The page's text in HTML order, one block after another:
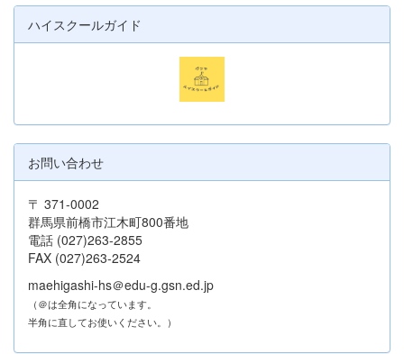
ハイスクールガイド
お問い合わせ
〒 371-0002
群馬県前橋市江木町800番地
電話 (027)263-2855
FAX (027)263-2524
maehigashi-hs＠edu-g.gsn.ed.jp
（＠は全角になっています。
半角に直してお使いください。）